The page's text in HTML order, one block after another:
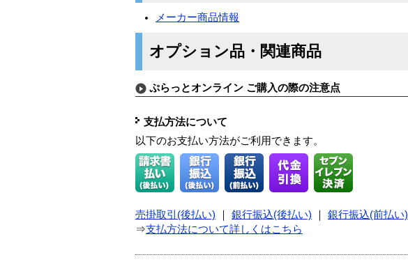
メーカー商品情報
オプション品・関連商品
ぷらっとオンライン ご購入の際の注意点
支払方法について
以下のお支払い方法がご利用できます。
売掛取引(後払い) 銀行振込(後払い) 銀行振込(前払い)
⇒支払方法について詳しくはこちら